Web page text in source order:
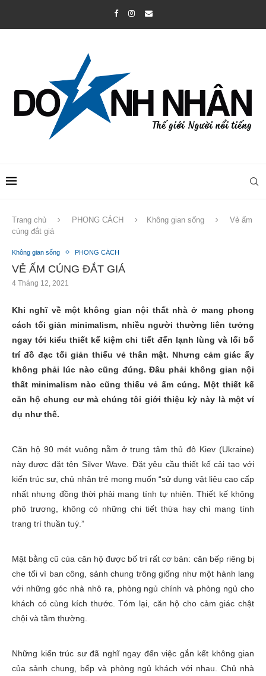
Trang chủ PHONG CÁCH Không gian sống
Vẻ ấm
cúng đắt giá
Không gian sống PHONG CÁCH
VẺ ẤM CÚNG ĐẮT GIÁ
4 Tháng 12, 2021
Khi nghĩ về một không gian nội thất nhà ở mang phong
cách tối giản minimalism, nhiều người thường liên tưởng
ngay tới kiểu thiết kế kiệm chi tiết đến lạnh lùng và lối bố
trí đồ đạc tối giản thiếu vẻ thân mật. Nhưng cảm giác ấy
không phải lúc nào cũng đúng. Đâu phải không gian nội
thất minimalism nào cũng thiếu vẻ ấm cúng. Một thiết kế
căn hộ chung cư mà chúng tôi giới thiệu kỳ này là một ví
dụ như thế.
Căn hộ 90 mét vuông nằm ở trung tâm thủ đô Kiev (Ukraine)
này được đặt tên Silver Wave. Đặt yêu cầu thiết kế cải tạo với
kiến trúc sư, chủ nhân trẻ mong muốn “sử dụng vật liệu cao cấp
nhất nhưng đồng thời phải mang tính tự nhiên. Thiết kế không
phô trương, không có những chi tiết thừa hay chỉ mang tính
trang trí thuần tuý.”
Mặt bằng cũ của căn hộ được bố trí rất cơ bản: căn bếp riêng bị
che tối vì ban công, sảnh chung trông giống như một hành lang
với những góc nhà nhô ra, phòng ngủ chính và phòng ngủ cho
khách có cùng kích thước. Tóm lại, căn hộ cho cảm giác chật
chội và tầm thường.
Những kiến trúc sư đã nghĩ ngay đến việc gắn kết không gian
của sảnh chung, bếp và phòng ngủ khách với nhau. Chủ nhà